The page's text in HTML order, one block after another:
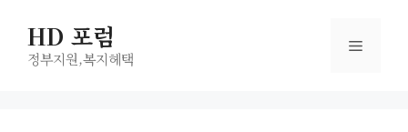
HD 포럼
정부지원,복지헤택
메